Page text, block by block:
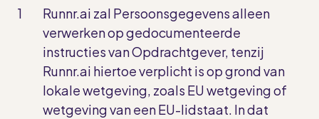
Runnr.ai zal Persoonsgegevens alleen
verwerken op gedocumenteerde
instructies van Opdrachtgever, tenzij
Runnr.ai hiertoe verplicht is op grond van
lokale wetgeving, zoals EU wetgeving of
wetgeving van een EU-lidstaat. In dat